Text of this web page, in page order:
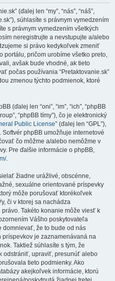
(ďalej len “my”, “nás”, “náš”,
súhlasíte s právnym vymedzením
s právnym vymedzením všetkých
neregistrujte a nevstupujte a/alebo
si právo kedykoľvek zmeniť
portálu, pričom urobíme všetko preto,
avšak bude vhodné, ak tieto
počas používania “Pretaktovanie.sk”
zmenou týchto podmienok, ktoré
(ďalej len “oni”, “im”, “ich”, “phpBB
“phpBB tímy”), čo je elektronický
Public License” (ďalej len “GPL”),
. Softvér phpBB umožňuje internetové
čo môžme a/alebo nemôžme v
Pre ďalšie informácie o phpBB,
.
žiadne urážlivé, obscénne,
sexuálne orientované príspevky
môže porušovať ktorékoľvek
či v ktorej sa nachádza
Takéto konanie môže viesť k
Vášho poskytovateľa
domnievať, že to bude od nás
príspevkov je zaznamenávaná na
Taktiež súhlasíte s tým, že
odstrániť, upraviť, presunúť alebo
tieto podmienky. Ako
akejkoľvek informácie, ktorú